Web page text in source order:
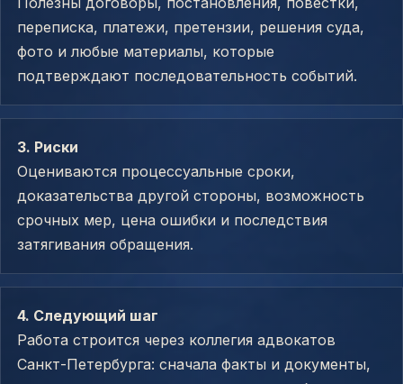
переписка, платежи, претензии, решения суда,
фото и любые материалы, которые
подтверждают последовательность событий.
3. Риски
Оцениваются процессуальные сроки,
доказательства другой стороны, возможность
срочных мер, цена ошибки и последствия
затягивания обращения.
4. Следующий шаг
Работа строится через коллегия адвокатов
Санкт-Петербурга: сначала факты и документы,